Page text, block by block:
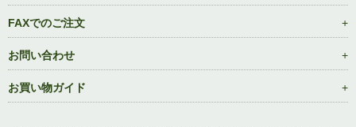
FAXでのご注文
お問い合わせ
お買い物ガイド